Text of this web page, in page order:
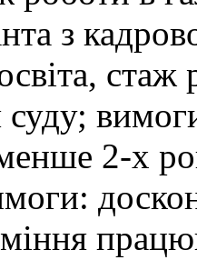
з
стаж
суду;
2-х